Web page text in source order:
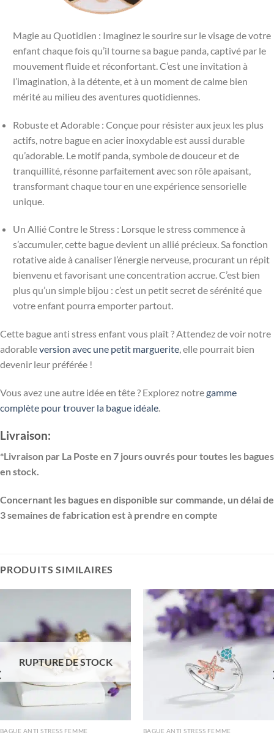
Magie au Quotidien : Imaginez le sourire sur le visage de votre
enfant chaque fois qu’il tourne sa bague panda, captivé par le
mouvement fluide et réconfortant. C’est une invitation à
l’imagination, à la détente, et à un moment de calme bien
mérité au milieu des aventures quotidiennes.
Robuste et Adorable : Conçue pour résister aux jeux les plus
actifs, notre bague en acier inoxydable est aussi durable
qu’adorable. Le motif panda, symbole de douceur et de
tranquillité, résonne parfaitement avec son rôle apaisant,
transformant chaque tour en une expérience sensorielle
unique.
Un Allié Contre le Stress : Lorsque le stress commence à
s’accumuler, cette bague devient un allié précieux. Sa fonction
rotative aide à canaliser l’énergie nerveuse, procurant un répit
bienvenu et favorisant une concentration accrue. C’est bien
plus qu’un simple bijou : c’est un petit secret de sérénité que
votre enfant pourra emporter partout.
Cette bague anti stress enfant vous plaît ? Attendez de voir notre
adorableversion avec une petit marguerite, elle pourrait bien
devenir leur préférée !
Vous avez une autre idée en tête ? Explorez notregamme
complète pour trouver la bague idéale.
Livraison:
*Livraison par La Poste en 7 jours ouvrés pour toutes les bagues
en stock.
Concernant les bagues en disponible sur commande, un délai de
3 semaines de fabrication est à prendre en compte
PRODUITS SIMILAIRES
RUPTURE DE STOCK
BAGUE ANTI STRESS FEMME BAGUE ANTI STRESS FEMME